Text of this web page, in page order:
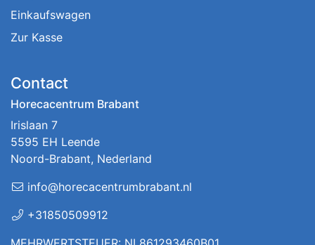
Einkaufswagen
Zur Kasse
Contact
Horecacentrum Brabant
Irislaan 7
5595 EH Leende
Noord-Brabant, Nederland
info@horecacentrumbrabant.nl
+31850509912